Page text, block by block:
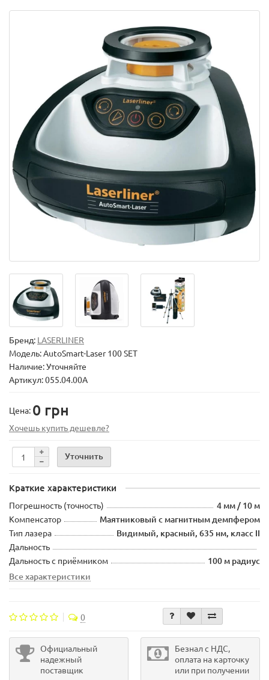
Бренд: LASERLINER
Модель:AutoSmart-Laser 100 SET
Наличие: Уточняйте
Артикул: 055.04.00A
Цена: 0 грн
Хочешь купить дешевле?
Уточнить
Краткие характеристики
Погрешность (точность) 4 мм / 10 м
Компенсатор Маятниковый с магнитным демпфером
Тип лазера Видимый, красный, 635 нм, класс II
Дальность
Дальность с приёмником
100 м радиус
Все характеристики
0
Официальный
надежный
поставщик
Безнал с НДС,
оплата на карточку
или при получении